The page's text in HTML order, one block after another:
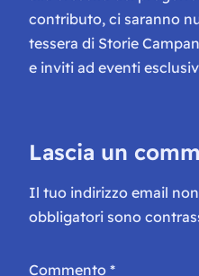
contributo, ci saranno
tessera di Storie
e inviti ad eventi
Lascia un
Il tuo indirizzo email
obbligatori sono
Commento *